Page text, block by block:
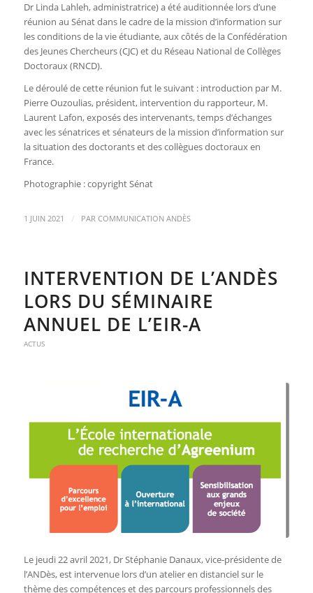
Dr Linda Lahleh, administratrice) a été auditionnée lors d’une
réunion au Sénat dans le cadre de la mission d’information sur
les conditions de la vie étudiante, aux côtés de la Confédération
des Jeunes Chercheurs (CJC) et du Réseau National de Collèges
Doctoraux (RNCD).
Le déroulé de cette réunion fut le suivant : introduction par M.
Pierre Ouzoulias, président, intervention du rapporteur, M.
Laurent Lafon, exposés des intervenants, temps d’échanges
avec les sénatrices et sénateurs de la mission d’information sur
la situation des doctorants et des collègues doctoraux en
France.
Photographie : copyright Sénat
1 JUIN 2021 / PAR COMMUNICATION ANDÈS
INTERVENTION DE L’ANDÈS
LORS DU SÉMINAIRE
ANNUEL DE L’EIR-A
ACTUS
Le jeudi 22 avril 2021, Dr Stéphanie Danaux, vice-présidente de
l’ANDès, est intervenue lors d’un atelier en distanciel sur le
thème des compétences et des parcours professionnels des